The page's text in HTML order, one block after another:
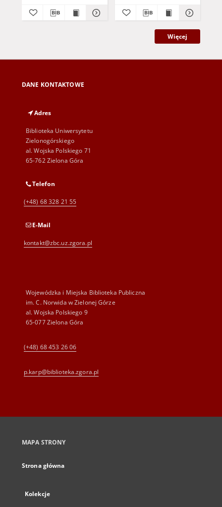
Więcej
DANE KONTAKTOWE
Adres
Biblioteka Uniwersytetu
Zielonogórskiego
al. Wojska Polskiego 71
65-762 Zielona Góra
Telefon
(+48) 68 328 21 55
E-Mail
kontakt@zbc.uz.zgora.pl
Wojewódzka i Miejska Biblioteka Publiczna
im. C. Norwida w Zielonej Górze
al. Wojska Polskiego 9
65-077 Zielona Góra
(+48) 68 453 26 06
p.karp@biblioteka.zgora.pl
MAPA STRONY
Strona główna
Kolekcje